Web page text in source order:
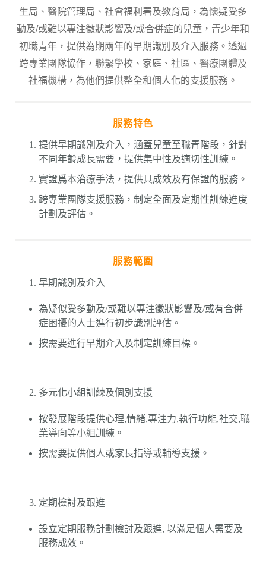
生局、醫院管理局、社會福利署及教育局，為懷疑受多
動及/或難以專注徵狀影響及/或合併症的兒童，青少年和
初職青年，提供為期兩年的早期識別及介入服務。透過
跨專業團隊協作，聯繫學校、家庭、社區、醫療團體及
社福機構，為他們提供整全和個人化的支援服務。
服務特色
提供早期識別及介入，涵蓋兒童至職青階段，針對
不同年齡成長需要，提供集中性及適切性訓練。
實證爲本治療手法，提供具成效及有保證的服務。
跨專業團隊支援服務，制定全面及定期性訓練進度
計劃及評估。
服務範圍
早期識別及介入
為疑似受多動及/或難以專注徵狀影響及/或有合併
症困擾的人士進行初步識別評估。
按需要進行早期介入及制定訓練目標。
多元化小組訓練及個別支援
按發展階段提供心理,情緒,專注力,執行功能,社交,職
業導向等小組訓練。
按需要提供個人或家長指導或輔導支援。
定期檢討及跟進
設立定期服務計劃檢討及跟進, 以滿足個人需要及
服務成效。